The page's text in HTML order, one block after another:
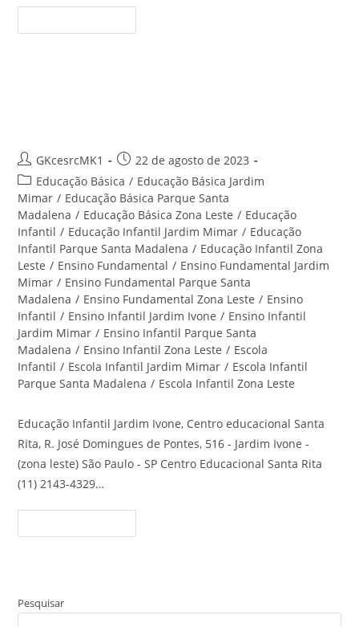
Infantil
Autor
do
post:
GKcesrcMK1
Post
publicado:
22 de agosto de 2023
Categoria
do
post:
Educação Básica / Educação Básica Jardim
Mimar / Educação Básica Parque Santa
Madalena / Educação Básica Zona Leste / Educação
Infantil / Educação Infantil Jardim Mimar / Educação
Infantil Parque Santa Madalena / Educação Infantil Zona
Leste / Ensino Fundamental / Ensino Fundamental Jardim
Mimar / Ensino Fundamental Parque Santa
Madalena / Ensino Fundamental Zona Leste / Ensino
Infantil / Ensino Infantil Jardim Ivone / Ensino Infantil
Jardim Mimar / Ensino Infantil Parque Santa
Madalena / Ensino Infantil Zona Leste / Escola
Infantil / Escola Infantil Jardim Mimar / Escola Infantil
Parque Santa Madalena / Escola Infantil Zona Leste
Educação Infantil Jardim Ivone, Centro educacional Santa
Rita, R. José Domingues de Pontes, 516 - Jardim Ivone -
(zona leste) São Paulo - SP Centro Educacional Santa Rita
(11) 2143-4329…
Infantil
Rita
Pesquisar